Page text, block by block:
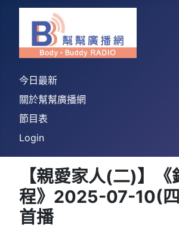
今日最新
關於幫幫廣播網
節目表
Login
【親愛家人(二)】《
程》2025-07-10(
首播